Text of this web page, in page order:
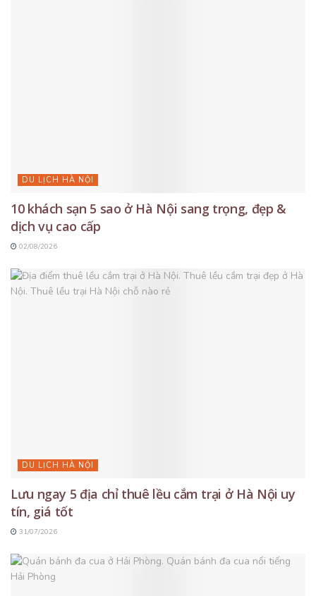
DU LỊCH HÀ NỘI
10 khách sạn 5 sao ở Hà Nội sang trọng, đẹp &
dịch vụ cao cấp
02/08/2026
DU LỊCH HÀ NỘI
Lưu ngay 5 địa chỉ thuê lều cắm trại ở Hà Nội uy
tín, giá tốt
31/07/2026